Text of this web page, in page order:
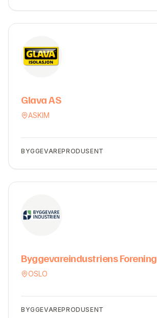
Glava AS
ASKIM
BYGGEVAREPRODUSENT
Byggevareindustriens Forening
OSLO
BYGGEVAREPRODUSENT